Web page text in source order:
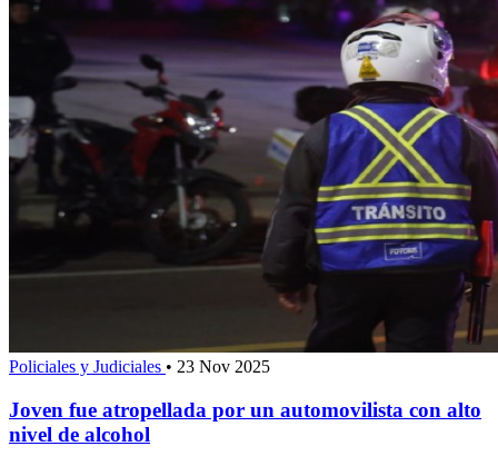
Policiales y Judiciales • 23 Nov 2025
Joven fue atropellada por un automovilista con alto
nivel de alcohol